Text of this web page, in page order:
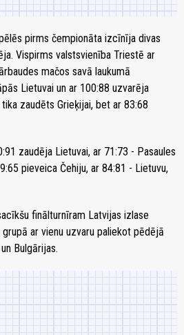
pirms čempionāta izcīnīja divas
Vispirms valstsvienība Triestē ar
mačos savā laukumā
Lietuvai un ar 100:88 uzvarēja
zaudēts Grieķijai, bet ar 83:68
zaudēja Lietuvai, ar 71:73 - Pasaules
pieveica Čehiju, ar 84:81 - Lietuvu,
finālturnīram Latvijas izlase
ar vienu uzvaru paliekot pēdējā
Bulgārijas.